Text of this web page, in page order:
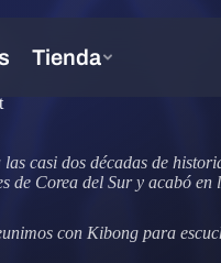
casi dos décadas de
Corea del Sur y acabó en
con Kibong para